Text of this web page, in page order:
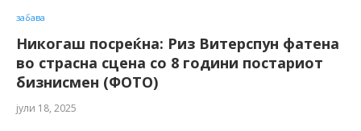
забава
Никогаш посреќна: Риз Витерспун фатена
во страсна сцена со 8 години постариот
бизнисмен (ФОТО)
јули 18, 2025